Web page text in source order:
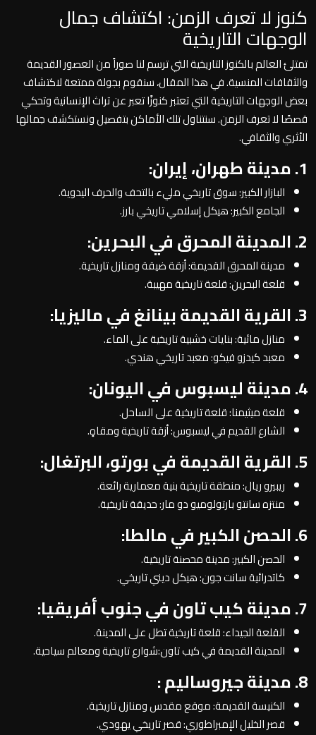
كنوز لا تعرف الزمن: اكتشاف جمال
الوجهات التاريخية
تمتلئ العالم بالكنوز التاريخية التي ترسم لنا صوراً من العصور القديمة
والثقافات المنسية. في هذا المقال، سنقوم بجولة ممتعة لاكتشاف
بعض الوجهات التاريخية التي تعتبر كنوزًا تعبر عن تراث الإنسانية وتحكي
قصصًا لا تعرف الزمن. سنتناول تلك الأماكن بتفصيل ونستكشف جمالها
الأثري والثقافي.
1. مدينة طهران، إيران:
البازار الكبير: سوق تاريخي مليء بالتحف والحرف اليدوية.
الجامع الكبير: هيكل إسلامي تاريخي بارز.
2. المدينة المحرق في البحرين:
مدينة المحرق القديمة: أزقة ضيقة ومنازل تاريخية.
قلعة البحرين: قلعة تاريخية مهيبة.
3. القرية القديمة بينانغ في ماليزيا:
منازل مائية: بنايات خشبية تاريخية على الماء.
معبد كيدزو فيكو: معبد تاريخي هندي.
4. مدينة ليسبوس في اليونان:
قلعة ميثيمنا: قلعة تاريخية على الساحل.
الشارع القديم في ليسبوس: أزقة تاريخية ومقاهٍ.
5. القرية القديمة في بورتو، البرتغال:
ريبيرو ريال: منطقة تاريخية بنية معمارية رائعة.
منتزه سانتو بارتولوميو دو مار: حديقة تاريخية.
6. الحصن الكبير في مالطا:
الحصن الكبير: مدينة محصنة تاريخية.
كاتدرائية سانت جون: هيكل ديني تاريخي.
7. مدينة كيب تاون في جنوب أفريقيا:
القلعة الجيداء: قلعة تاريخية تطل على المدينة.
المدينة القديمة في كيب تاون:شوارع تاريخية ومعالم سياحية.
8. مدينة جيروساليم :
الكنيسة القديمة: موقع مقدس ومنازل تاريخية.
قصر الخليل الإمبراطوري: قصر تاريخي يهودي.